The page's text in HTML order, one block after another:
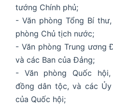
tướng Chính phủ;
- Văn phòng Tổng Bí thư,
phòng Chủ tịch nước;
- Văn phòng Trung ương
và các Ban của Đảng;
- Văn phòng Quốc hội,
đồng dân tộc, và các Ủy
của Quốc hội;